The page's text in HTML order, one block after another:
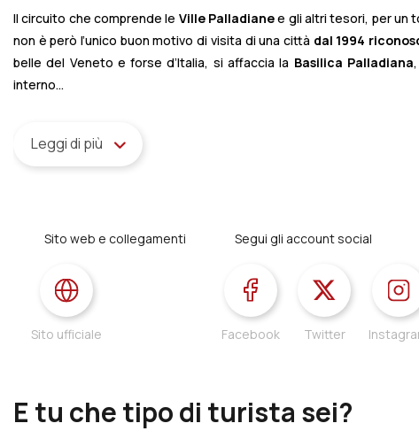
Villaga,Zovencedo
Il circuito che comprende le Ville Palladianee gli altri tesori, per un
non è però l’unico buon motivo di visita di una città dal 1994
belle del Veneto e forse d’Italia, si affaccia la Basilica Palladiana
interno...
Leggi di più
E tu che tipo di turista sei?
Sito web e collegamenti
Sito ufficiale
Segui gli account social
Facebook Twitter